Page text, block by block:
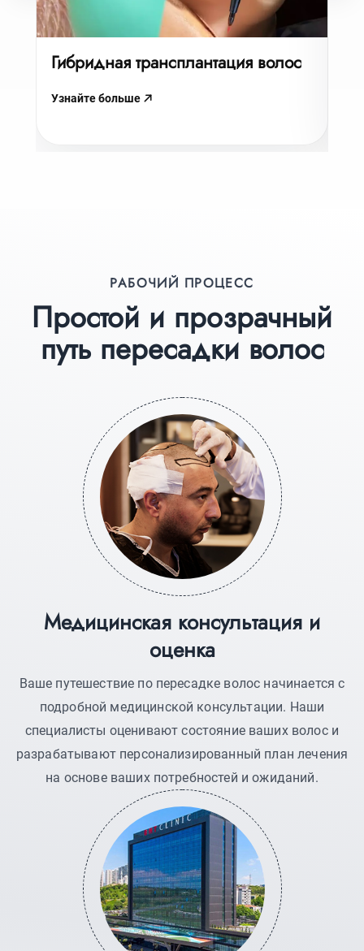
Гибридная трансплантация волос
Узнайте больше
РАБОЧИЙ ПРОЦЕСС
Простой и прозрачный
путь пересадки волос
Медицинская консультация и
оценка
Ваше путешествие по пересадке волос начинается с
подробной медицинской консультации. Наши
специалисты оценивают состояние ваших волос и
разрабатывают персонализированный план лечения
на основе ваших потребностей и ожиданий.